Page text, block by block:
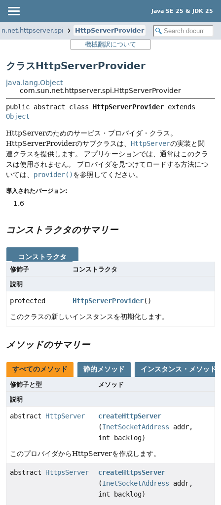
Java SE 25 & JDK 25
HttpServerProvider
機械翻訳について
クラスHttpServerProvider
java.lang.Object
com.sun.net.httpserver.spi.HttpServerProvider
public abstract class HttpServerProvider
Object
HttpServerのためのサービス・プロバイダ・クラス。
HttpServerProviderのサブクラスは、 HttpServerの実装と関
連クラスを提供します。
アプリケーションでは、通常はこのクラ
スは使用されません。
プロバイダを見つけてロードする方法につ
いては、 provider()を参照してください。
導入されたバージョン:
1.6
コンストラクタのサマリー
コンストラクタ
修飾子
コンストラクタ
説明
protected HttpServerProvider()
このクラスの新しいインスタンスを初期化します。
メソッドのサマリー
すべてのメソッド 静的メソッド インスタンス・メソッド
修飾子と型
メソッド
説明
abstract HttpServer
createHttpServer
(InetSocketAddress addr,
int backlog)
このプロバイダからHttpServerを作成します。
abstract HttpsServer
createHttpsServer
(InetSocketAddress addr,
int backlog)